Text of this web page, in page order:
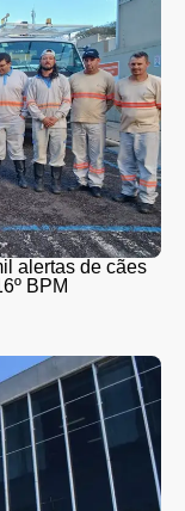
alertas de cães
BPM